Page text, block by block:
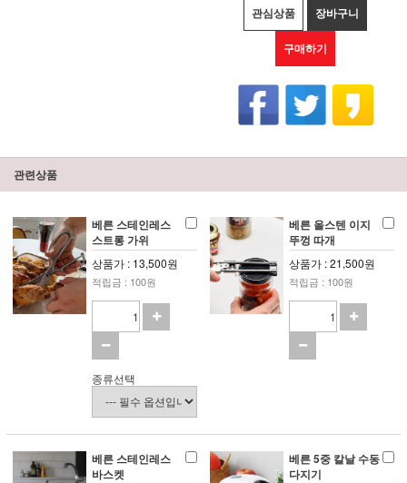
관심상품 장바구니
구매하기
관련상품
베른 스테인레스
스트롱 가위
상품가 : 13,500원
적립금 : 100원
종류선택
베른 올스텐 이지
뚜껑 따개
상품가 : 21,500원
적립금 : 100원
베른 스테인레스
바스켓
베른 5중 칼날 수동
다지기